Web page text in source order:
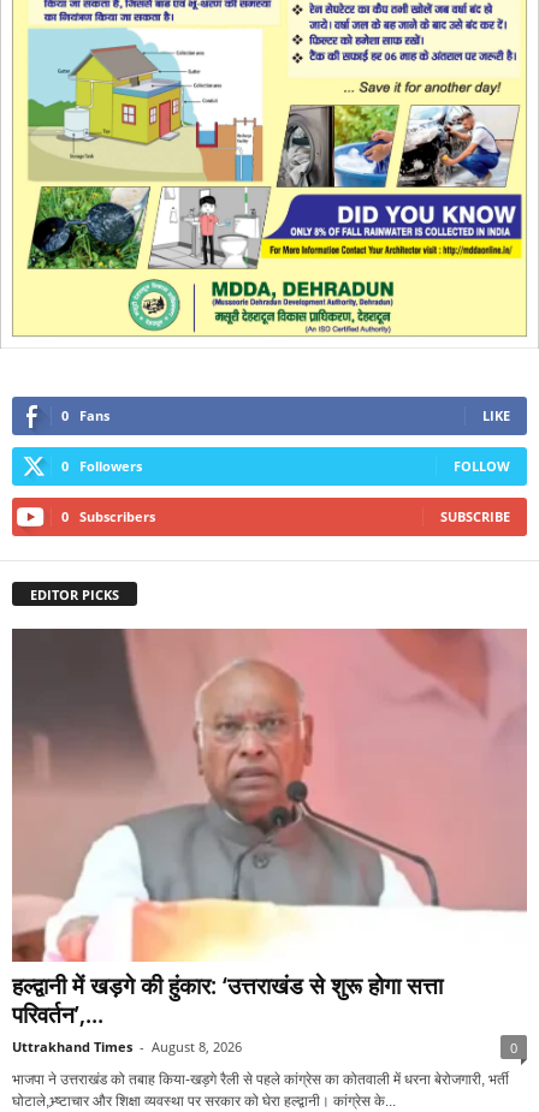
0 Fans LIKE
0 Followers FOLLOW
0 Subscribers SUBSCRIBE
EDITOR PICKS
हल्द्वानी में खड़गे की हुंकार: ‘उत्तराखंड से शुरू होगा सत्ता
परिवर्तन’,...
Uttrakhand Times - August 8, 2026 0
भाजपा ने उत्तराखंड को तबाह किया-खड़गे रैली से पहले कांग्रेस का कोतवाली में धरना बेरोजगारी, भर्ती
घोटाले,भ्र्ष्टाचार और शिक्षा व्यवस्था पर सरकार को घेरा हल्द्वानी। कांग्रेस के...